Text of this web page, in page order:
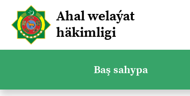
Ahal welaýat
häkimligi
Baş sahypa